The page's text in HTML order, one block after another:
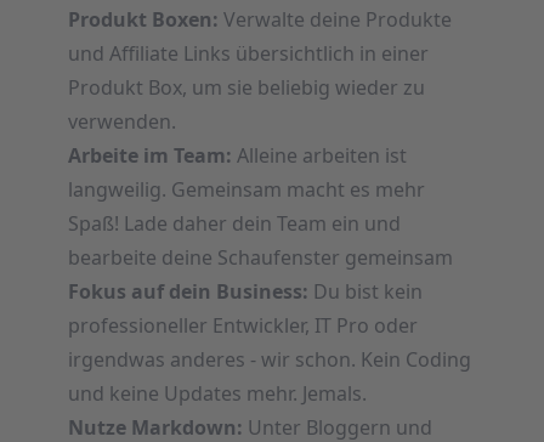
Produkt Boxen: Verwalte deine Produkte
und Affiliate Links übersichtlich in einer
Produkt Box, um sie beliebig wieder zu
verwenden.
Arbeite im Team: Alleine arbeiten ist
langweilig. Gemeinsam macht es mehr
Spaß! Lade daher dein Team ein und
bearbeite deine Schaufenster gemeinsam
Fokus auf dein Business: Du bist kein
professioneller Entwickler, IT Pro oder
irgendwas anderes - wir schon. Kein Coding
und keine Updates mehr. Jemals.
Nutze Markdown: Unter Bloggern und